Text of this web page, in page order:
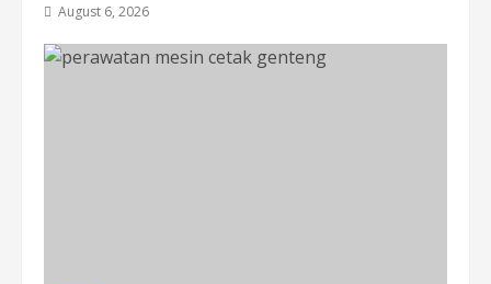
August 6, 2026